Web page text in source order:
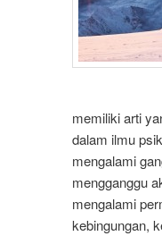
memiliki arti
dalam ilmu
mengalami
mengganggu
mengalami
kebingungan,